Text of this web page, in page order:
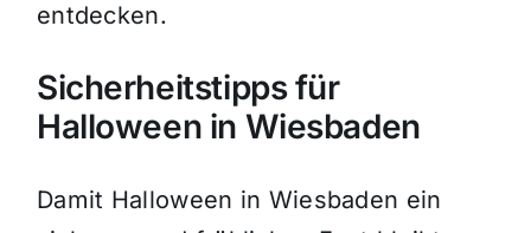
entdecken.
Sicherheitstipps für
Halloween in Wiesbaden
Damit Halloween in Wiesbaden ein